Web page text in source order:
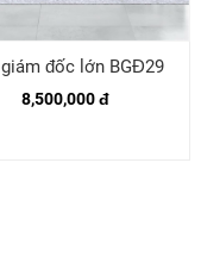
Bàn văn phòng giám đốc
BGĐ51